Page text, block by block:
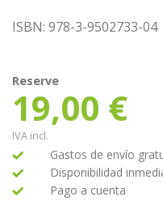
ISBN: 978-3-9502733-04
Reserve
19,00 €
IVA incl.
Gastos de envío
Disponibilidad
Pago a cuenta